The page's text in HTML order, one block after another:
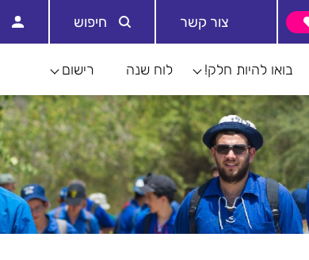
צור קשר חיפוש
בואו להיות חלק! לוח שנה רישום